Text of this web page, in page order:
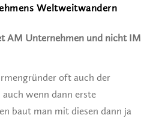
Weltweitwandern
AM Unternehmen und nicht IM
oft auch der
wenn dann erste
baut man mit diesen dann ja